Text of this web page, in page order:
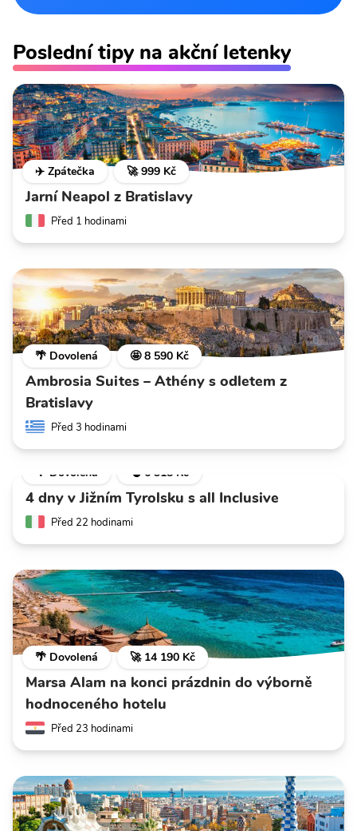
Poslední tipy na akční letenky
✈️ Zpátečka 🚀 999 Kč
Jarní Neapol z Bratislavy
Před 1 hodinami
🌴 Dovolená 🤩 8 590 Kč
Ambrosia Suites – Athény s odletem z
Bratislavy
Před 3 hodinami
🌴 Dovolená 💣 6 318 Kč
4 dny v Jižním Tyrolsku s all Inclusive
Před 22 hodinami
🌴 Dovolená 🚀 14 190 Kč
Marsa Alam na konci prázdnin do výborně
hodnoceného hotelu
Před 23 hodinami